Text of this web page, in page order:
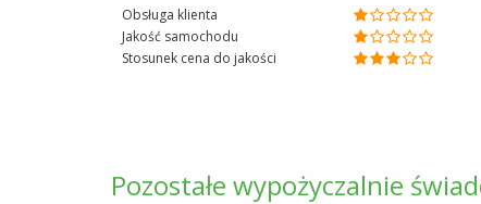
Obsługa klienta
Jakość samochodu
Stosunek cena do jakości
Pozostałe wypożyczalnie